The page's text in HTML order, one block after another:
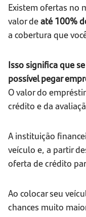
Existem ofertas no
valor deaté 100%
a cobertura que
Isso significa que
possível pegar
O valor do
crédito e da
A instituição
veículo e, a partir
oferta de crédito
Ao colocar seu
chances muito